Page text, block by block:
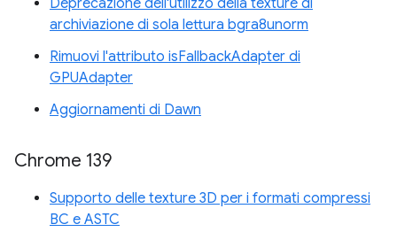
Deprecazione dell'utilizzo della texture di
archiviazione di sola lettura bgra8unorm
Rimuovi l'attributo isFallbackAdapter di
GPUAdapter
Aggiornamenti di Dawn
Chrome 139
Supporto delle texture 3D per i formati compressi
BC e ASTC